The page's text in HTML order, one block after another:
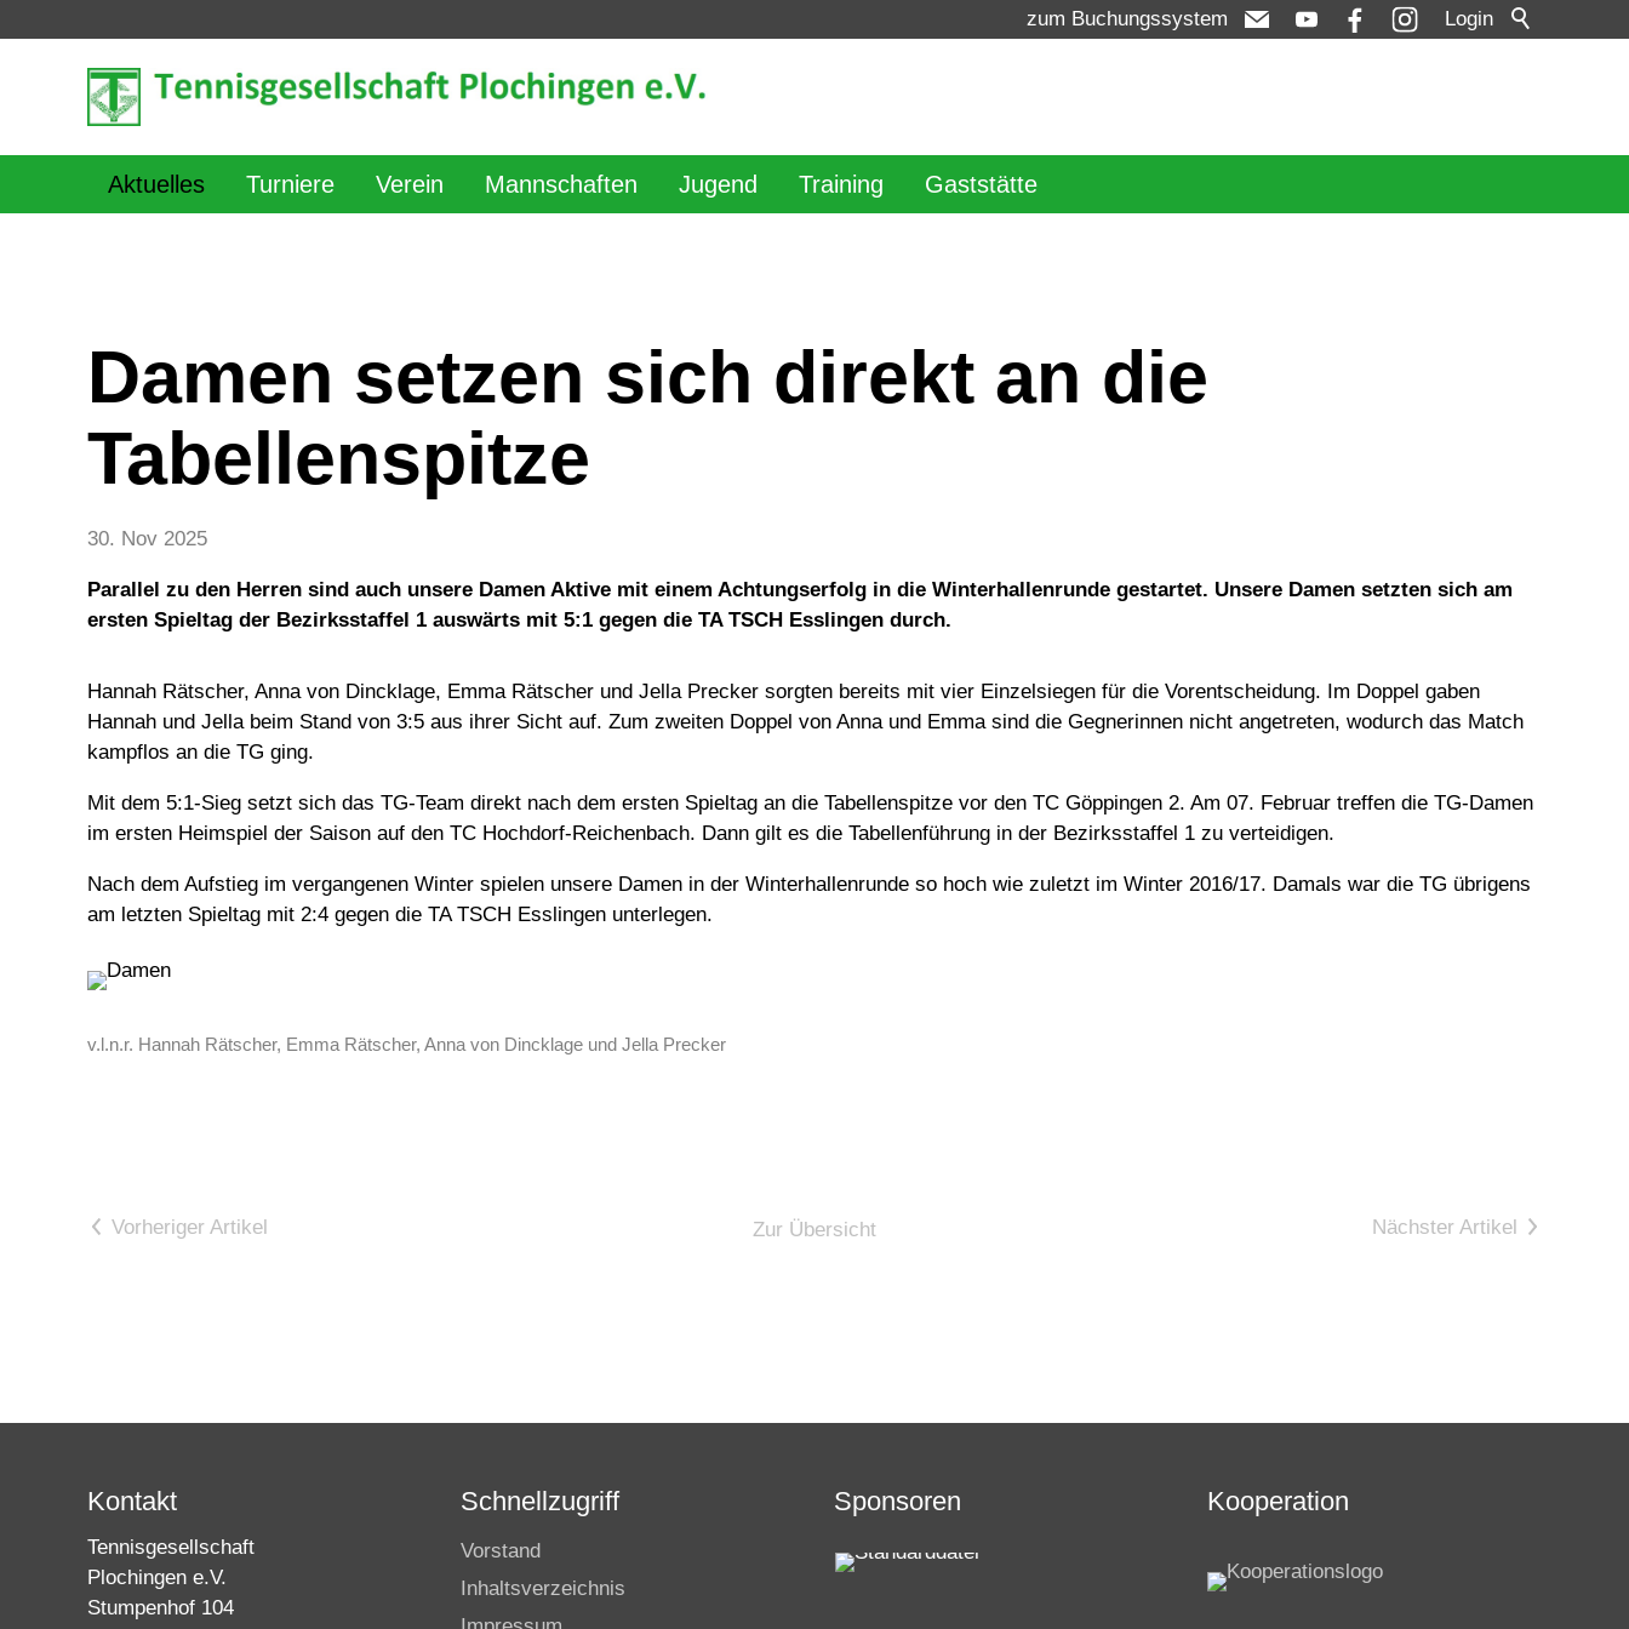
Login
zum Buchungssystem
Aktuelles Turniere Verein Mannschaften Jugend Training Gaststätte
Damen setzen sich direkt an die
Tabellenspitze
30. Nov 2025
Parallel zu den Herren sind auch unsere Damen Aktive mit einem Achtungserfolg in die Winterhallenrunde gestartet. Unsere Damen setzten sich am
ersten Spieltag der Bezirksstaffel 1 auswärts mit 5:1 gegen die TA TSCH Esslingen durch.
Hannah Rätscher, Anna von Dincklage, Emma Rätscher und Jella Precker sorgten bereits mit vier Einzelsiegen für die Vorentscheidung. Im Doppel gaben
Hannah und Jella beim Stand von 3:5 aus ihrer Sicht auf. Zum zweiten Doppel von Anna und Emma sind die Gegnerinnen nicht angetreten, wodurch das Match
kampflos an die TG ging.
Mit dem 5:1-Sieg setzt sich das TG-Team direkt nach dem ersten Spieltag an die Tabellenspitze vor den TC Göppingen 2. Am 07. Februar treffen die TG-Damen
im ersten Heimspiel der Saison auf den TC Hochdorf-Reichenbach. Dann gilt es die Tabellenführung in der Bezirksstaffel 1 zu verteidigen.
Nach dem Aufstieg im vergangenen Winter spielen unsere Damen in der Winterhallenrunde so hoch wie zuletzt im Winter 2016/17. Damals war die TG übrigens
am letzten Spieltag mit 2:4 gegen die TA TSCH Esslingen unterlegen.
v.l.n.r. Hannah Rätscher, Emma Rätscher, Anna von Dincklage und Jella Precker
Vorheriger Artikel Zur Übersicht Nächster Artikel
Kontakt
Tennisgesellschaft
Plochingen e.V.
Stumpenhof 104
Schnellzugriff
Vorstand
Inhaltsverzeichnis
Sponsoren Kooperation